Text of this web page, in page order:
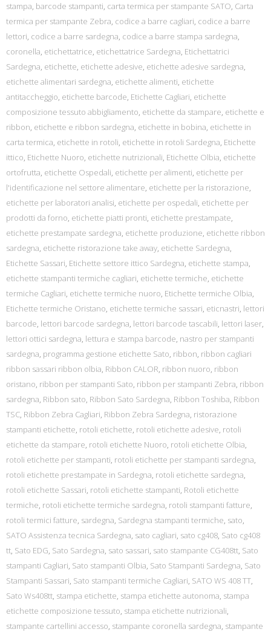
stampa, barcode stampanti, carta termica per stampante SATO, Carta
termica per stampante Zebra, codice a barre cagliari, codice a barre
lettori, codice a barre sardegna, codice a barre stampa sardegna,
coronella, etichettatrice, etichettatrice Sardegna, Etichettatrici
Sardegna, etichette, etichette adesive, etichette adesive sardegna,
etichette alimentari sardegna, etichette alimenti, etichette
antitaccheggio, etichette barcode, Etichette Cagliari, etichette
composizione tessuto abbigliamento, etichette da stampare, etichette e
ribbon, etichette e ribbon sardegna, etichette in bobina, etichette in
carta termica, etichette in rotoli, etichette in rotoli Sardegna, Etichette
ittico, Etichette Nuoro, etichette nutrizionali, Etichette Olbia, etichette
ortofrutta, etichette Ospedali, etichette per alimenti, etichette per
l'identificazione nel settore alimentare, etichette per la ristorazione,
etichette per laboratori analisi, etichette per ospedali, etichette per
prodotti da forno, etichette piatti pronti, etichette prestampate,
etichette prestampate sardegna, etichette produzione, etichette ribbon
sardegna, etichette ristorazione take away, etichette Sardegna,
Etichette Sassari, Etichette settore ittico Sardegna, etichette stampa,
etichette stampanti termiche cagliari, etichette termiche, etichette
termiche Cagliari, etichette termiche nuoro, Etichette termiche Olbia,
Etichette termiche Oristano, etichette termiche sassari, eticnastri, lettori
barcode, lettori barcode sardegna, lettori barcode tascabili, lettori laser,
lettori ottici sardegna, lettura e stampa barcode, nastro per stampanti
sardegna, programma gestione etichette Sato, ribbon, ribbon cagliari
ribbon sassari ribbon olbia, Ribbon CALOR, ribbon nuoro, ribbon
oristano, ribbon per stampanti Sato, ribbon per stampanti Zebra, ribbon
sardegna, Ribbon sato, Ribbon Sato Sardegna, Ribbon Toshiba, Ribbon
TSC, Ribbon Zebra Cagliari, Ribbon Zebra Sardegna, ristorazione
stampanti etichette, rotoli etichette, rotoli etichette adesive, rotoli
etichette da stampare, rotoli etichette Nuoro, rotoli etichette Olbia,
rotoli etichette per stampanti, rotoli etichette per stampanti sardegna,
rotoli etichette prestampate in Sardegna, rotoli etichette sardegna,
rotoli etichette Sassari, rotoli etichette stampanti, Rotoli etichette
termiche, rotoli etichette termiche sardegna, rotoli stampanti fatture,
rotoli termici fatture, sardegna, Sardegna stampanti termiche, sato,
SATO Assistenza tecnica Sardegna, sato cagliari, sato cg408, Sato cg408
tt, Sato EDG, Sato Sardegna, sato sassari, sato stampante CG408tt, Sato
stampanti Cagliari, Sato stampanti Olbia, Sato Stampanti Sardegna, Sato
Stampanti Sassari, Sato stampanti termiche Cagliari, SATO WS 408 TT,
Sato Ws408tt, stampa etichette, stampa etichette autonoma, stampa
etichette composizione tessuto, stampa etichette nutrizionali,
stampante cartellini accesso, stampante coronella sardegna, stampante